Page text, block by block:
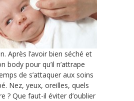
Après l’avoir bien séché et
body pour qu’il n’attrape
de s’attaquer aux soins
Nez, yeux, oreilles, quels
? Que faut-il éviter d’oublier